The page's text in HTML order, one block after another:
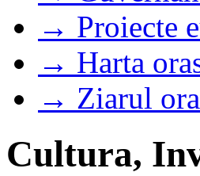
→ Proiecte
→ Harta
→ Ziarul
Cultura,